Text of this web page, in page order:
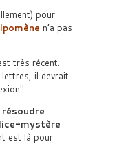
pour
n’a pas
très récent.
lettres, il devrait
.
résoudre
mystère
est là pour